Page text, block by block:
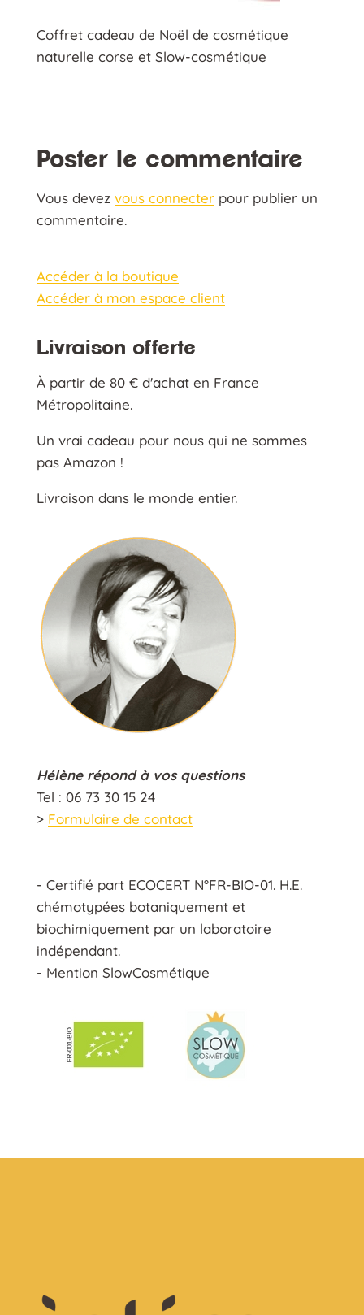
Coffret cadeau de Noël de cosmétique
naturelle corse et Slow-cosmétique
Poster le commentaire
Vous devez vous connecterpour publier un
commentaire.
Accéder à la boutique
Accéder à mon espace client
Livraison offerte
À partir de 80 € d'achat en France
Métropolitaine.
Un vrai cadeau pour nous qui ne sommes
pas Amazon !
Livraison dans le monde entier.
Hélène répond à vos questions
Tel : 06 73 30 15 24
> Formulaire de contact
- Certifié part ECOCERT N°FR-BIO-01. H.E.
chémotypées botaniquement et
biochimiquement par un laboratoire
indépendant.
- Mention SlowCosmétique